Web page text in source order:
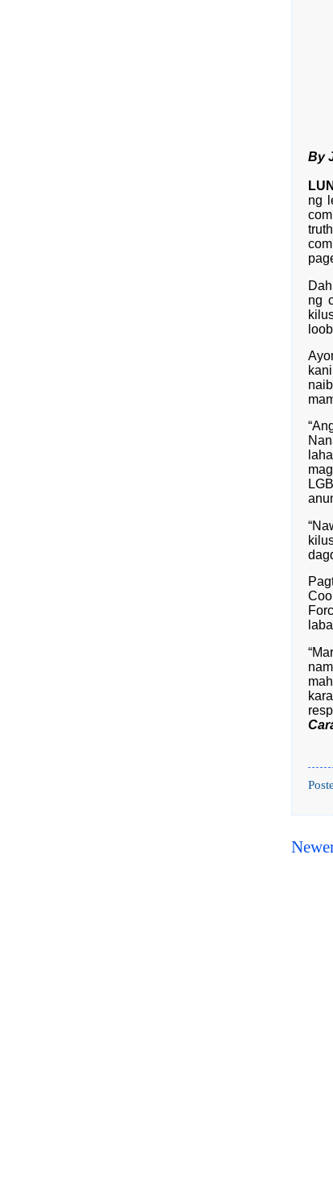
By
ng
ng